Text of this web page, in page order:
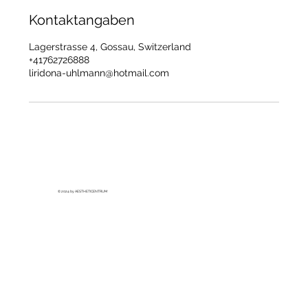
Kontaktangaben
Lagerstrasse 4, Gossau, Switzerland
+41762726888
liridona-uhlmann@hotmail.com
© 2024 by AESTHETICENTRUM